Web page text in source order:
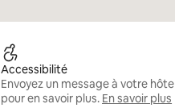
Accessibilité
Envoyez un message à votre hôte
pour en savoir plus. En savoir plus